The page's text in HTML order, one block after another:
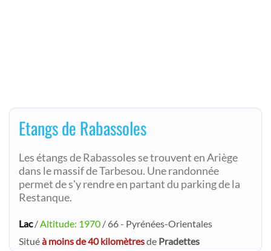
Etangs de Rabassoles
Les étangs de Rabassoles se trouvent en Ariège
dans le massif de Tarbesou. Une randonnée
permet de s'y rendre en partant du parking de la
Restanque.
Lac/Altitude: 1970 / 66 - Pyrénées-Orientales
Situéà moins de 40 kilomètresde Pradettes